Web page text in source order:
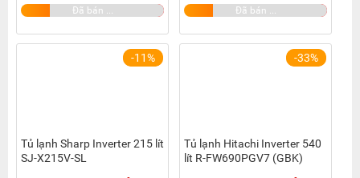
Đã bán ... Đã bán ...
-11%
Tủ lạnh Sharp Inverter 215 lít
SJ-X215V-SL
-33%
Tủ lạnh Hitachi Inverter 540
lít R-FW690PGV7 (GBK)